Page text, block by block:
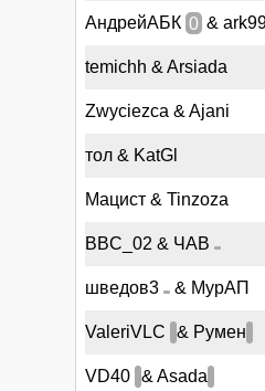
АндрейАБК 0 &
temichh & Arsiada
Zwyciezca & Ajani
тол & KatGl
Мацист & Tinzoza
BBC_02 & ЧАВ
шведов3 & МурАП
ValeriVLC & Румен
VD40 & Asada